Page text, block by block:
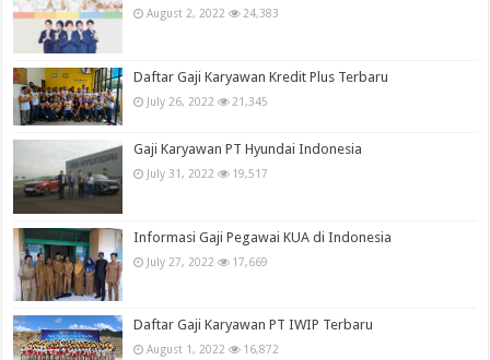
August 2, 2022 24,383
Daftar Gaji Karyawan Kredit Plus Terbaru
July 26, 2022 21,345
Gaji Karyawan PT Hyundai Indonesia
July 31, 2022 19,517
Informasi Gaji Pegawai KUA di Indonesia
July 27, 2022 17,669
Daftar Gaji Karyawan PT IWIP Terbaru
August 1, 2022 16,872